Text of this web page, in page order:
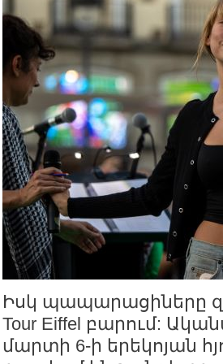
Իսկ պապարացիները
Tour Eiffel բարում:
մարտի 6-ի երեկոյան